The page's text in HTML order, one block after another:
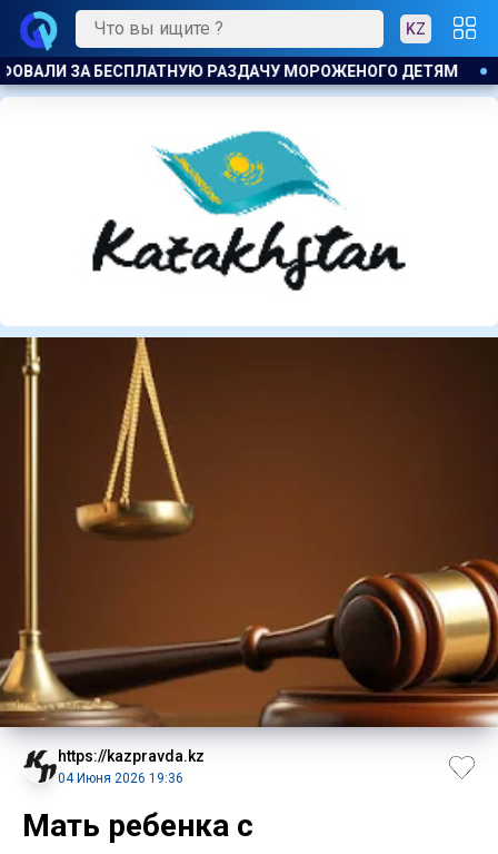
KZ
АСТАНА ОСТАНЕТСЯ ПОД ВЛИЯНИЕМ ЦИКЛОНА:
https://kazpravda.kz
04 Июня 2026 19:36
Мать ребенка с